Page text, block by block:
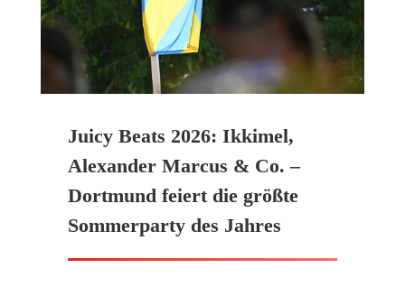
Juicy Beats 2026: Ikkimel,
Alexander Marcus & Co. –
Dortmund feiert die größte
Sommerparty des Jahres